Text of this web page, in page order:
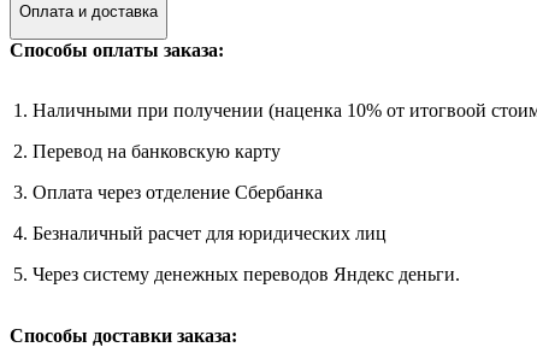
Оплата и доставка
Способы оплаты заказа:
1. Наличными при получении (наценка 10% от итогвоой
2. Перевод на банковскую карту
3. Оплата через отделение Сбербанка
4. Безналичный расчет для юридических лиц
5. Через систему денежных переводов Яндекс деньги.
Способы доставки заказа: